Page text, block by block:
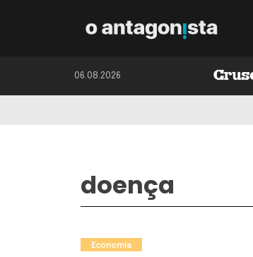
06.08.2026
doença
Economia